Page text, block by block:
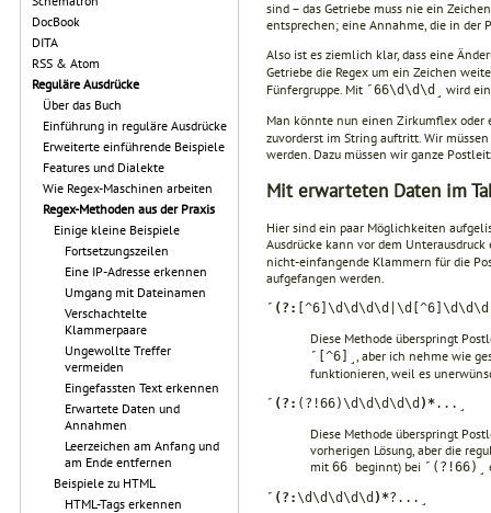
DocBook
DITA
RSS & Atom
Reguläre Ausdrücke
Über das Buch
Einführung in reguläre Ausdrücke
Erweiterte einführende Beispiele
Features und Dialekte
Wie Regex-Maschinen arbeiten
Regex-Methoden aus der Praxis
Einige kleine Beispiele
Fortsetzungszeilen
Eine IP-Adresse erkennen
Umgang mit Dateinamen
Verschachtelte
Klammerpaare
Ungewollte Treffer
vermeiden
Eingefassten Text erkennen
Erwartete Daten und
Annahmen
Leerzeichen am Anfang und
am Ende entfernen
Beispiele zu HTML
HTML-Tags erkennen
sind – das Getriebe muss nie ein
entsprechen; eine Annahme, die in der
Also ist es ziemlich klar, dass eine
Getriebe die Regex um ein Zeichen
Fünfergruppe. Mit ˹66\d\d\d˼
wird
Man könnte nun einen Zirkumflex oder
zuvorderst im String auftritt. Wir
werden. Dazu müssen wir ganze
Mit erwarteten Daten im
Hier sind ein paar Möglichkeiten
Ausdrücke kann vor dem
nicht-einfangende Klammern für die
aufgefangen werden.
˹ (?: [^6]\d\d\d\d|\d[^6]\d\d\d
Diese Methode überspringt
˹[^6]˼
, aber ich nehme wie
funktionieren, weil es
˹ (?: (?!66)\d\d\d\d\d )*...˼
Diese Methode überspringt
vorherigen Lösung, aber die
mit 66 beginnt) bei ˹(?!66)˼
˹ (?:\d\d\d\d\d )*?...˼